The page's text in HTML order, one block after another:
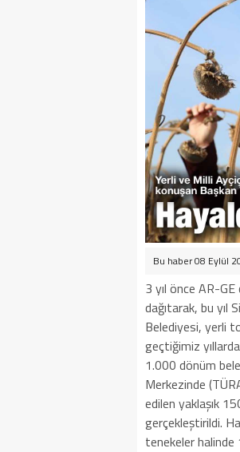
Bu haber 08 Eylül
3 yıl önce AR-
dağıtarak, bu yıl
Belediyesi, yerli
geçtiğimiz
1.000 dönüm
Merkezinde
edilen yaklaşık
gerçekleştirildi.
tenekeler halinde